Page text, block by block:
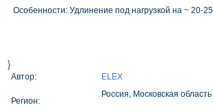
Особенности: Удлинение под нагрузкой на ~ 20-
}
Автор: ELEX
Регион:
Россия, Московская область